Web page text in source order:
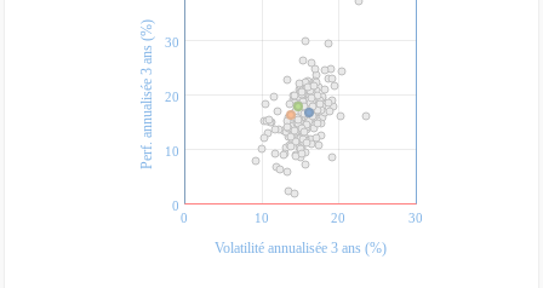
0
10
20
30
Perf. annualisée 3 ans (%)
0 10 20 30
Volatilité annualisée 3 ans (%)